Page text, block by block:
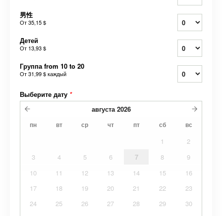
男性
От35,15 $
Детей
От 13,93 $
Группа from 10 to 20
От31,99 $каждый
Выберите дату *
августа 2026
пн вт ср чт пт сб вс
1
2
3
4 5 6 7 8
9
10
11 12 13 14 15
16
17
18 19 20 21 22
23
24
25 26 27 28 29
30